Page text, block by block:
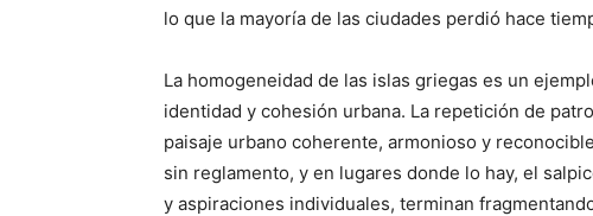
lo que la mayoría de las ciudades perdió hace
La homogeneidad de las islas griegas es un
identidad y cohesión urbana. La repetición de
paisaje urbano coherente, armonioso y
sin reglamento, y en lugares donde lo hay, el
y aspiraciones individuales, terminan